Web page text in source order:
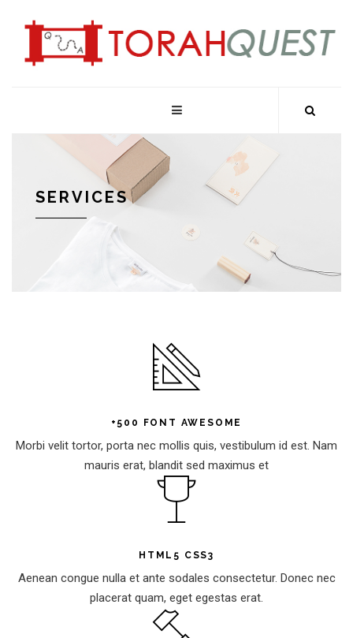
SERVICES
+500 FONT AWESOME
Morbi velit tortor, porta nec mollis quis, vestibulum id est. Nam
mauris erat, blandit sed maximus et
HTML5 CSS3
Aenean congue nulla et ante sodales consectetur. Donec nec
placerat quam, eget egestas erat.